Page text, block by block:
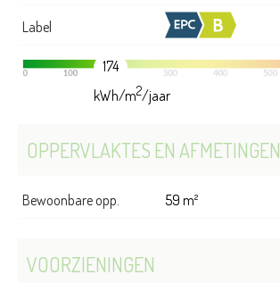
Label
174
kWh/m2/jaar
OPPERVLAKTES EN AFMETINGEN
Bewoonbare opp. 59 m²
VOORZIENINGEN